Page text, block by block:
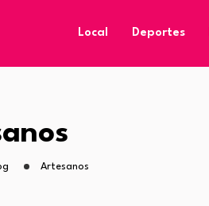
Local Deportes
Artesanos